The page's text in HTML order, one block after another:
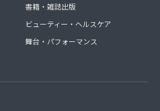
書籍・雑誌出版
ビューティー・ヘルスケア
舞台・パフォーマンス